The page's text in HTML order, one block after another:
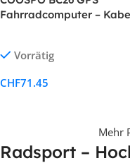
Fahrradcomputer –
Hintergrundbeleuchtung
Vorrätig
CHF71.45
Mehr
Radsport –